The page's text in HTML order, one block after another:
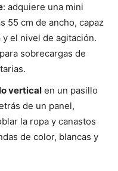
: adquiere una mini
55 cm de ancho, capaz
el nivel de agitación.
sobrecargas de
vertical en un pasillo
de un panel,
la ropa y canastos
de color, blancas y